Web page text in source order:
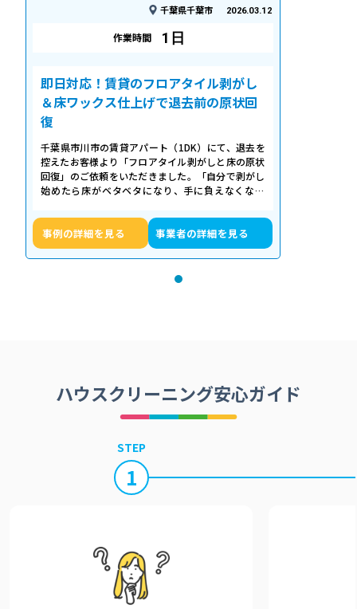
千葉県千葉市 2026.03.12
作業時間 1日
即日対応！賃貸のフロアタイル剥がし
＆床ワックス仕上げで退去前の原状回
復
千葉県市川市の賃貸アパート（1DK）にて、退去を
控えたお客様より「フロアタイル剥がしと床の原状
回復」のご依頼をいただきました。「自分で剥がし
始めたら床がベタベタになり、手に負えなくなっ
事例の詳細を見る 事業者の詳細を見る
ハウスクリーニング安心ガイド
STEP
1